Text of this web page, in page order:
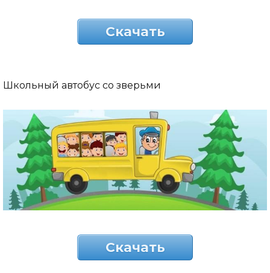
Скачать
Школьный автобус со зверьми
Скачать